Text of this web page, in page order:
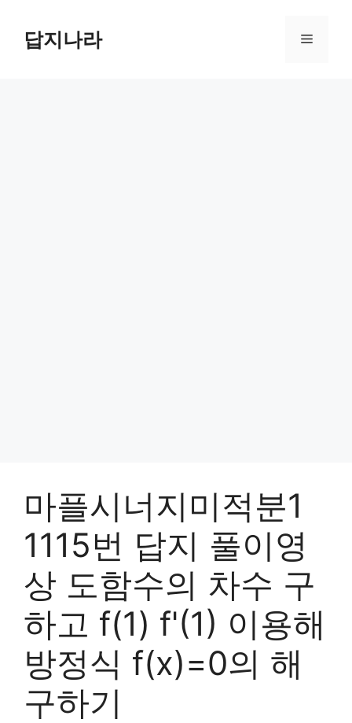
답지나라 메
마플시너지미적분1
1115번 답지 풀이영
상 도함수의 차수 구
하고 f(1) f'(1) 이용해
방정식 f(x)=0의 해
구하기